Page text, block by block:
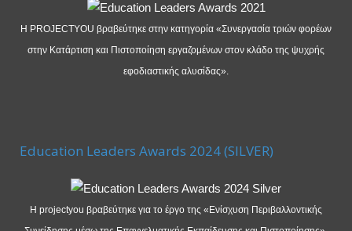
Η PROJECTYOU βραβεύτηκε στην κατηγορία «Συνεργασία τριών φορέων
στην Κατάρτιση και Πιστοποίηση εργαζομένων στον κλάδο της ψυχρής
εφοδιαστικής αλυσίδας».
Education Leaders Awards 2024 (SILVER)
Η projectyou βραβεύτηκε για το έργο της «Ενίσχυση Περιβαλλοντικής